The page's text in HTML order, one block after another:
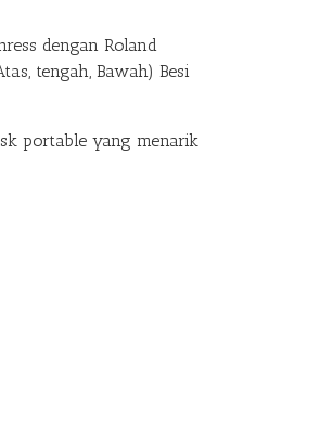
dengan Roland
tengah, Bawah) Besi
portable yang menarik